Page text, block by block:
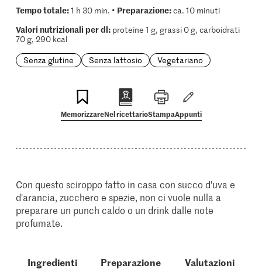
Tempo totale:1 h 30 min. • Preparazione:ca. 10 minuti
Valori nutrizionali per dl:proteine 1 g, grassi 0 g, carboidrati
70 g, 290 kcal
Senza glutine
Senza lattosio Vegetariano
MemorizzareNel ricettarioStampaAppunti
Con questo sciroppo fatto in casa con succo d'uva e
d'arancia, zucchero e spezie, non ci vuole nulla a
preparare un punch caldo o un drink dalle note
profumate.
Ingredienti Preparazione Valutazioni